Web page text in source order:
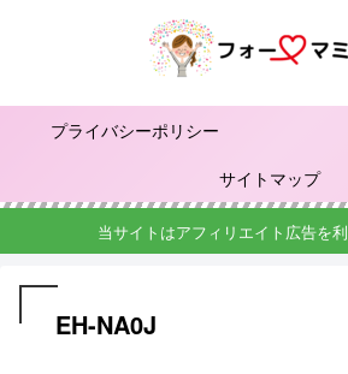
プライバシーポリシー
サイトマップ
当サイトはアフィリエイト広告を
EH-NA0J